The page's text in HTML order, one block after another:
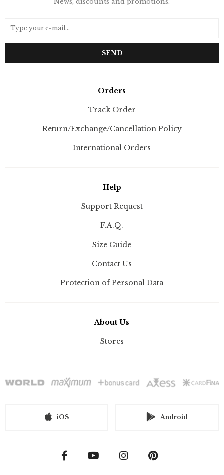
SEND
Orders
Track Order
Return/Exchange/Cancellation Policy
International Orders
Help
Support Request
F.A.Q.
Size Guide
Contact Us
Protection of Personal Data
About Us
Stores
iOS Android